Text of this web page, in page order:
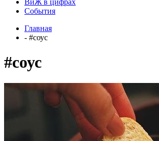
События
Главная
- #соус
#соус